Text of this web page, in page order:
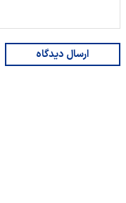
ارسال دیدگاه